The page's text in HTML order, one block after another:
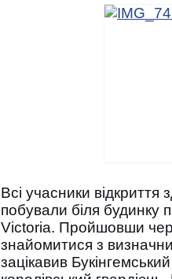
Всі учасники
побували біля будинку
Victoria. Пройшовши
знайомитися з
зацікавив